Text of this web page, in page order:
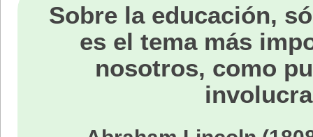
Sobre la educación,
es el tema más
nosotros, como